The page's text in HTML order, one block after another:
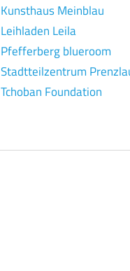
Kunsthaus Meinblau
Leihladen Leila
Pfefferberg blueroom
Stadtteilzentrum
Tchoban Foundation